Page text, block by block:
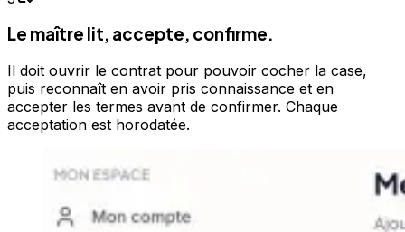
Le maître lit, accepte, confirme.
Il doit ouvrir le contrat pour pouvoir cocher la case,
puis reconnaît en avoir pris connaissance et en
accepter les termes avant de confirmer. Chaque
acceptation est horodatée.